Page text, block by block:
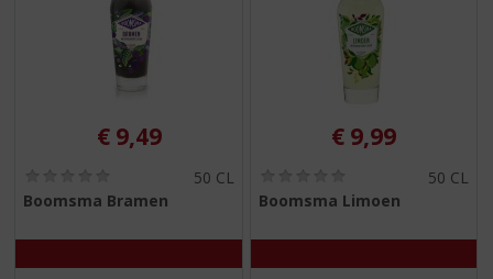
a
v
g
a
€ 9,49
,
/
50 CL
Boomsma Bramen
€ 9,99
,
/
50 CL
Boomsma Limoen